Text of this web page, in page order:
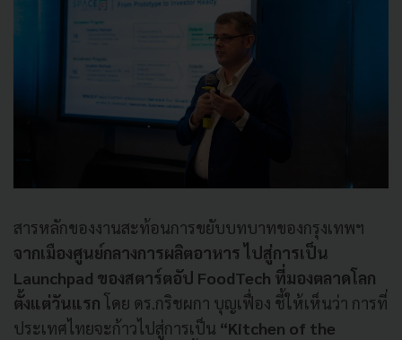
สารหลักของงานสะท้อนการขยับบทบาทของกรุงเทพฯ
จากเมืองศูนย์กลางการผลิตอาหาร ไปสู่การเป็น
Launchpad ของสตาร์ตอัป FoodTech ที่มองตลาดโลก
ตั้งแต่วันแรก โดย ดร.กริชผกา บุญเฟื่อง ชี้ให้เห็นว่า การที่
ประเทศไทยจะก้าวไปสู่การเป็น “Kitchen of the